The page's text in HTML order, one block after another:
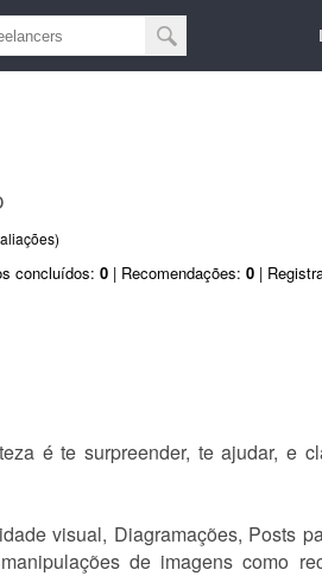
concluídos: 0 | Recomendações: 0 |
é te surpreender, te ajudar, e
visual, Diagramações, Posts
de imagens como